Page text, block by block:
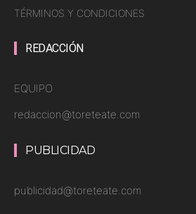
TÉRMINOS Y CONDICIONES
REDACCIÓN
EQUIPO
redaccion@toreteate.com
PUBLICIDAD
publicidad@toreteate.com